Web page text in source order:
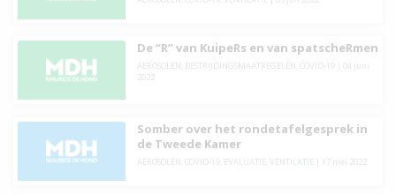
De “R” van KuipeRs en van spatscheRmen
AEROSOLEN BESTRIJDINGSMAATREGELEN COVID-19|
04 juni
2022
Somber over het rondetafelgesprek in
de Tweede Kamer
AEROSOLEN COVID-19, EVALUATIE VENTILATIE 17 mei 2022